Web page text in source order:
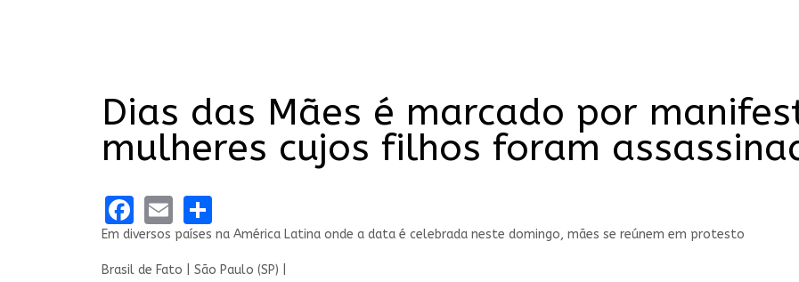
Dias das Mães é marcado por
mulheres cujos filhos foram
Facebook
Email
Em diversos países na América Latina onde a data é celebrada neste domingo, mães se reúnem em protesto
Brasil de Fato | São Paulo (SP) |